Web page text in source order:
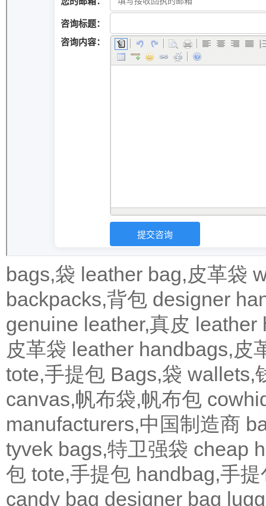
bags,袋 leather bag,皮革袋
backpacks,背包 designer
genuine leather,真皮 leather
皮革袋 leather handbags,皮
tote,手提包 Bags,袋 wallets,
canvas,帆布袋,帆布包
manufacturers,中国制造商
tyvek bags,特卫强袋 cheap
包 tote,手提包 handbag,手提
candy bag designer bag